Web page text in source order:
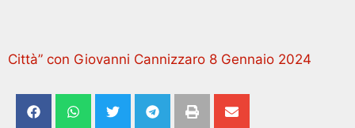
Città” con Giovanni Cannizzaro 8 Gennaio 2024